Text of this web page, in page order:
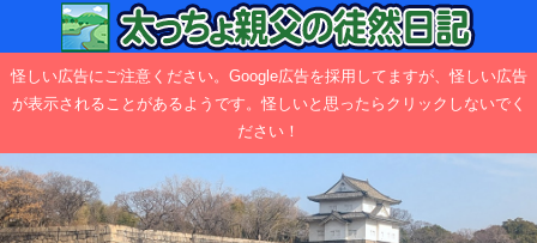
怪しい広告にご注意ください。Google広告を採用してますが、怪しい広告
が表示されることがあるようです。怪しいと思ったらクリックしないでく
ださい！